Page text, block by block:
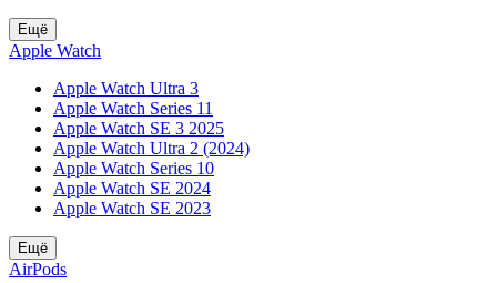
Ещё
Apple Watch
Apple Watch Ultra 3
Apple Watch Series 11
Apple Watch SE 3 2025
Apple Watch Ultra 2 (2024)
Apple Watch Series 10
Apple Watch SE 2024
Apple Watch SE 2023
Ещё
AirPods